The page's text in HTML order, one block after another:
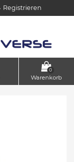
Registrieren
0
Warenkorb